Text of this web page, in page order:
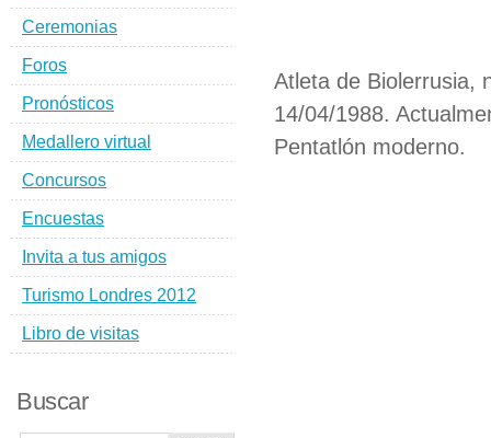
Atleta de Biolerrusia,
14/04/1988.
Pentatlón moderno.
Ceremonias
Foros
Pronósticos
Medallero virtual
Concursos
Encuestas
Invita a tus amigos
Turismo Londres 2012
Libro de visitas
Buscar